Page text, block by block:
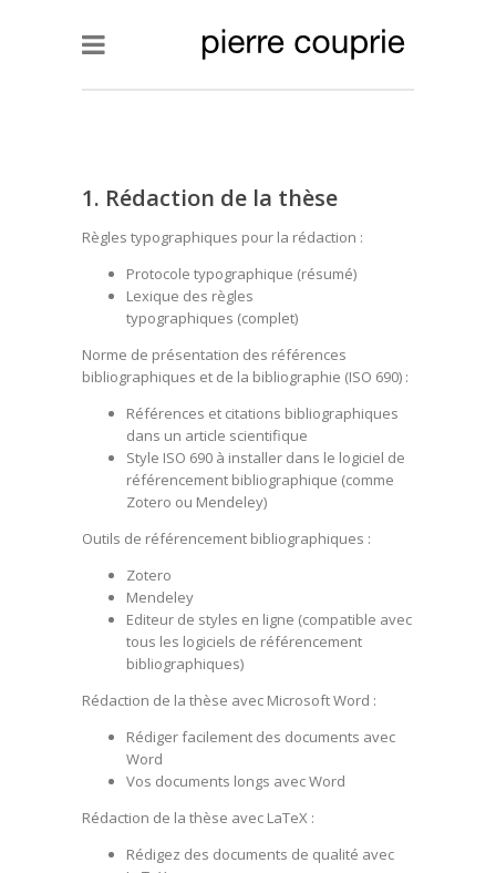
1. Rédaction de la thèse
Règles typographiques pour la rédaction :
Protocole typographique (résumé)
Lexique des règles
typographiques (complet)
Norme de présentation des références
bibliographiques et de la bibliographie (ISO 690) :
Références et citations bibliographiques
dans un article scientifique
Style ISO 690 à installer dans le logiciel de
référencement bibliographique (comme
Zotero ou Mendeley)
Outils de référencement bibliographiques :
Zotero
Mendeley
Editeur de styles en ligne (compatible avec
tous les logiciels de référencement
bibliographiques)
Rédaction de la thèse avec Microsoft Word :
Rédiger facilement des documents avec
Word
Vos documents longs avec Word
Rédaction de la thèse avec LaTeX :
Rédigez des documents de qualité avec